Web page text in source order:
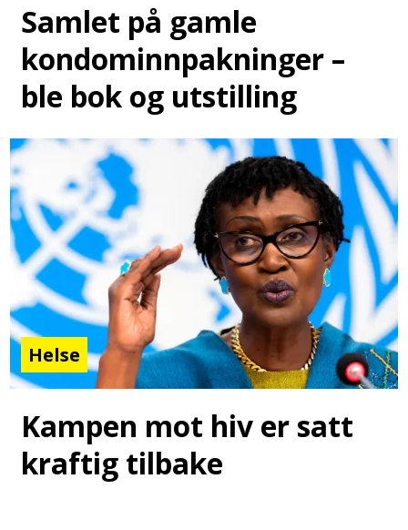
Samlet på gamle
kondominnpakninger –
ble bok og utstilling
Helse
Kampen mot hiv er satt
kraftig tilbake